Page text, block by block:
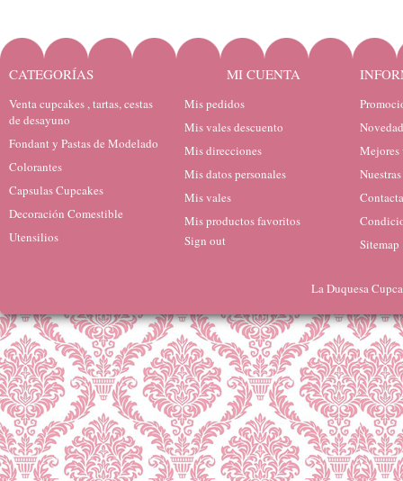
CATEGORÍAS
Venta cupcakes , tartas, cestas
de desayuno
Fondant y Pastas de Modelado
Colorantes
Capsulas Cupcakes
Decoración Comestible
Utensilios
MI CUENTA
Mis pedidos
Mis vales descuento
Mis direcciones
Mis datos personales
Mis vales
Mis productos favoritos
Sign out
Mejores
Sitemap
La Duquesa